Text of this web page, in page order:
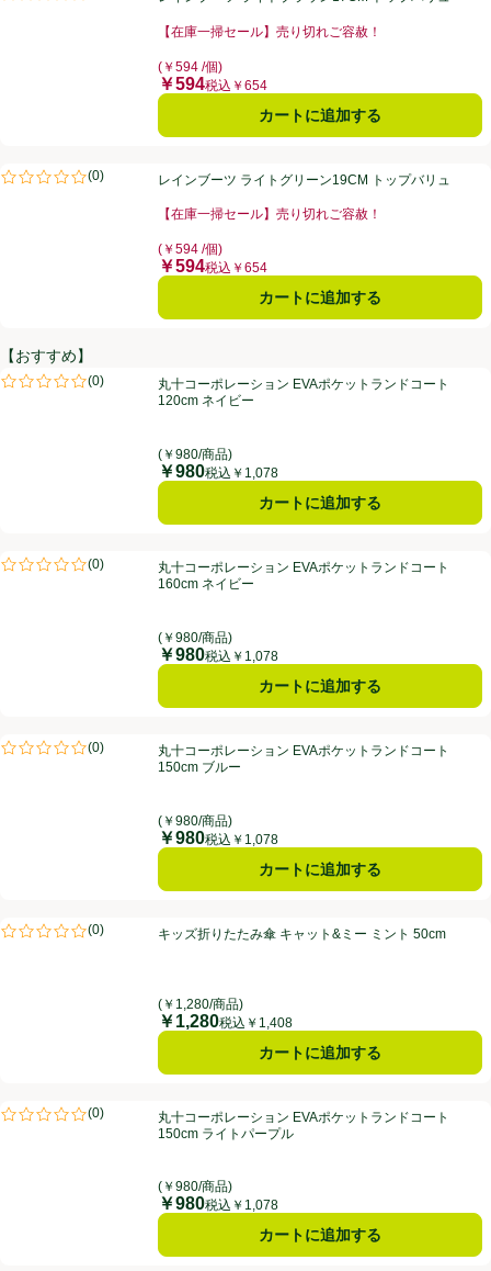
【在庫一掃セール】売り切れご容赦！
(￥594 /個)
価格
￥594税込￥654
カートに追加する
レインブーツ ライトグリーン19CM トップバリュ
(0)
評価は0件のレビューで5点中0.0点。レインブーツ ライトグリーン19CM トップバリュ
【在庫一掃セール】売り切れご容赦！
(￥594 /個)
価格
￥594税込￥654
カートに追加する
【おすすめ】
丸十コーポレーション EVAポケットランドコート 120cm ネイビー
(0)
評価は0件のレビューで5点中0.0点。丸十コーポレーション EVAポケットランドコート
120cm ネイビー
(￥980/商品)
価格
￥980税込￥1,078
カートに追加する
丸十コーポレーション EVAポケットランドコート 160cm ネイビー
(0)
評価は0件のレビューで5点中0.0点。丸十コーポレーション EVAポケットランドコート
160cm ネイビー
(￥980/商品)
価格
￥980税込￥1,078
カートに追加する
丸十コーポレーション EVAポケットランドコート 150cm ブルー
(0)
評価は0件のレビューで5点中0.0点。丸十コーポレーション EVAポケットランドコート
150cm ブルー
(￥980/商品)
価格
￥980税込￥1,078
カートに追加する
キッズ折りたたみ傘 キャット&ミー ミント 50cm
(0)
評価は0件のレビューで5点中0.0点。キッズ折りたたみ傘 キャット&ミー ミント 50cm
(￥1,280/商品)
価格
￥1,280税込￥1,408
カートに追加する
丸十コーポレーション EVAポケットランドコート 150cm ライトパープ
(0)
評価は0件のレビューで5点中0.0点。丸十コーポレーション EVAポケットランドコート
150cm ライトパープル
(￥980/商品)
価格
￥980税込￥1,078
カートに追加する